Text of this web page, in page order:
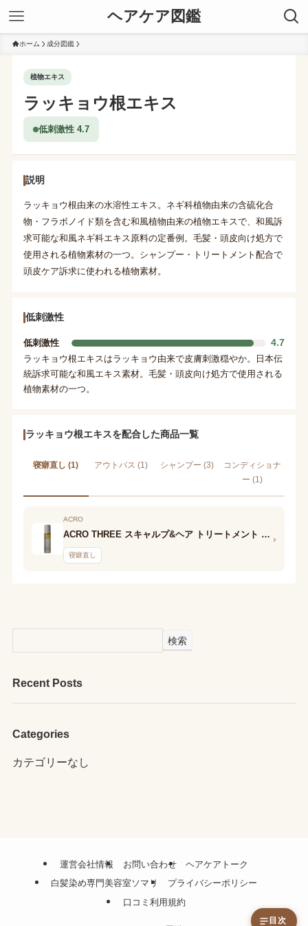
ヘアケア図鑑
ホーム 成分図鑑
植物エキス
ラッキョウ根エキス
低刺激性 4.7
説明
ラッキョウ根由来の水溶性エキス。ネギ科植物由来の含硫化合
物・フラボノイド類を含む和風植物由来の植物エキスで、和風訴
求可能な和風ネギ科エキス原料の定番例。毛髪・頭皮向け処方で
使用される植物素材の一つ。シャンプー・トリートメント配合で
頭皮ケア訴求に使われる植物素材。
低刺激性
低刺激性 4.7
ラッキョウ根エキスはラッキョウ由来で皮膚刺激穏やか。日本伝
統訴求可能な和風エキス素材。毛髪・頭皮向け処方で使用される
植物素材の一つ。
ラッキョウ根エキスを配合した商品一覧
寝癖直し (1) アウトバス (1) シャンプー (3)
コンディショナ
ー (1)
ACRO
ACRO THREE スキャルプ&ヘア トリートメント ヘアミスト AC
寝癖直し
›
検索
Recent Posts
Categories
カテゴリーなし
運営会社情報 お問い合わせ
ヘアケアトーク
白髪染め専門美容室ソマリ
プライバシーポリシー
口コミ利用規約
目次